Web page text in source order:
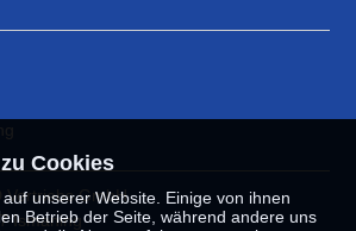
Cookies
unserer Website. Einige von ihnen
Betrieb der Seite, während andere uns
Vertriebs GmbH
Ismaning